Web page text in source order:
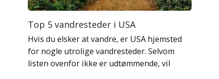
Top 5 vandresteder i USA
Hvis du elsker at vandre, er USA hjemsted
for nogle utrolige vandresteder. Selvom
listen ovenfor ikke er udtømmende, vil